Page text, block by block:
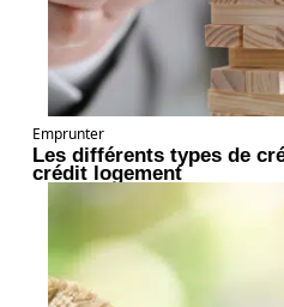
Emprunter
Les différents types de
crédit logement